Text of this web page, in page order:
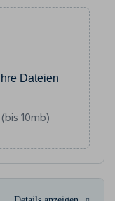
Dateien
10mb)